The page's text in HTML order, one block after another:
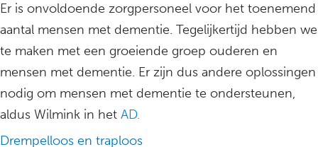
Er is onvoldoende zorgpersoneel voor het toenemend
aantal mensen met dementie. Tegelijkertijd hebben we
te maken met een groeiende groep ouderen en
mensen met dementie. Er zijn dus andere oplossingen
nodig om mensen met dementie te ondersteunen,
aldus Wilmink in het AD.
Drempelloos en traploos